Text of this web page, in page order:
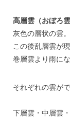
高層雲（おぼろ雲
灰色の層状の雲
この後乱層雲が
巻層雲より雨にな
それぞれの雲が
下層雲・中層雲